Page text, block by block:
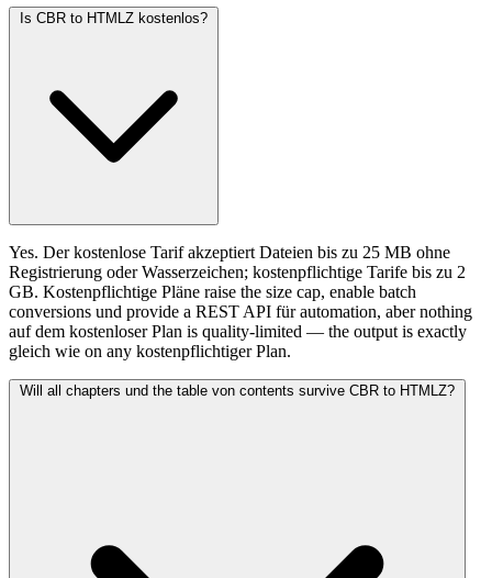
Is CBR to HTMLZ kostenlos?
Yes. Der kostenlose Tarif akzeptiert Dateien bis zu 25 MB ohne
Registrierung oder Wasserzeichen; kostenpflichtige Tarife bis zu 2
GB. Kostenpflichtige Pläne raise the size cap, enable batch
conversions und provide a REST API für automation, aber nothing
auf dem kostenloser Plan is quality-limited — the output is exactly
gleich wie on any kostenpflichtiger Plan.
Will all chapters und the table von contents survive CBR to HTMLZ?